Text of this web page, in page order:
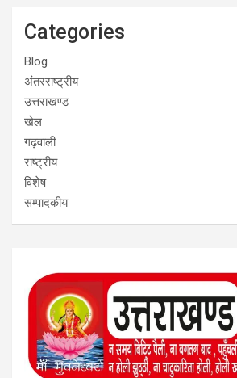
Categories
Blog
अंतरराष्ट्रीय
उत्तराखण्ड
खेल
गढ़वाली
राष्ट्रीय
विशेष
सम्पादकीय